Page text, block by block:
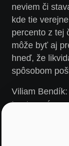
neviem či
kde tie
percento z tej
môže byť aj
hneď, že
spôsobom
Viliam Bendík: